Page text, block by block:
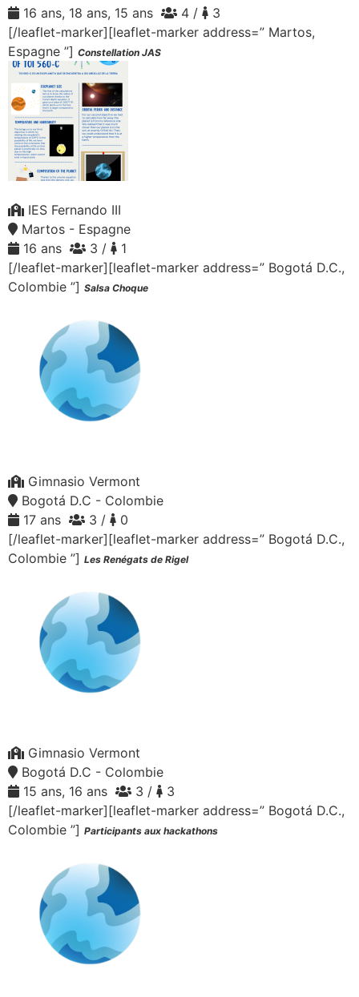
16 ans, 18 ans, 15 ans
4 /
3
[/leaflet-marker][leaflet-marker address=” Martos,
Espagne ”] Constellation JAS
IES Fernando III
Martos - Espagne
16 ans
3 /
1
[/leaflet-marker][leaflet-marker address=” Bogotá D.C.,
Colombie ”] Salsa Choque
Gimnasio Vermont
Bogotá D.C - Colombie
17 ans
3 /
0
[/leaflet-marker][leaflet-marker address=” Bogotá D.C.,
Colombie ”] Les Renégats de Rigel
Gimnasio Vermont
Bogotá D.C - Colombie
15 ans, 16 ans
3 /
3
[/leaflet-marker][leaflet-marker address=” Bogotá D.C.,
Colombie ”] Participants aux hackathons